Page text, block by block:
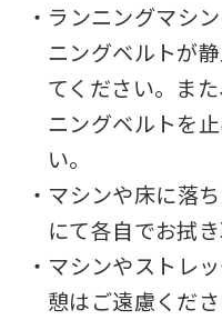
・ランニングマシ
ニングベルトが
てください。ま
ニングベルトを
い。
・マシンや床に落
にて各自でお拭
・マシンやストレ
憩はご遠慮くださ